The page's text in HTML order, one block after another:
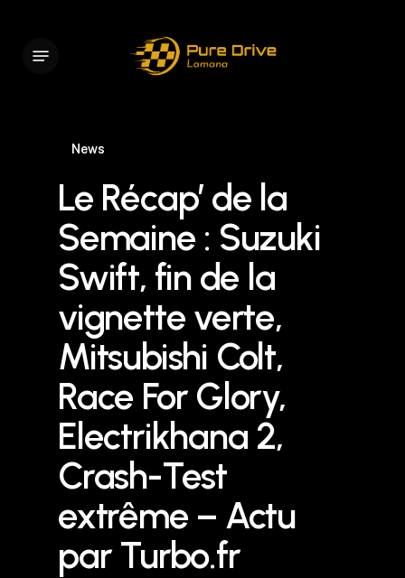
main
News
Le Récap’ de la
Semaine : Suzuki
Swift, fin de la
vignette verte,
Mitsubishi Colt,
Race For Glory,
Electrikhana 2,
Crash-Test
extrême – Actu
par Turbo.fr